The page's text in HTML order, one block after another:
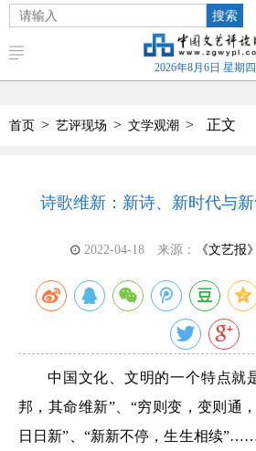
搜索
2026年8月6日 星期四
首页 > 艺评现场 > 文学观潮 > 正文
诗歌维新：新诗、新时代与新
2022-04-18 来源： 《文艺报》
中国文化、文明的一个特点就
邦，其命维新”、“穷则变，变则通
日日新”、“新新不停，生生相续